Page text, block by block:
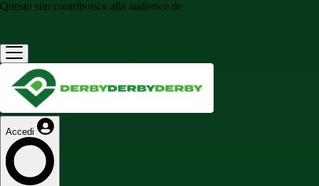
Questo sito contribuisce alla audience de
Accedi